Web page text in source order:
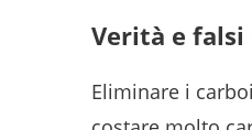
Verità e
Eliminare i